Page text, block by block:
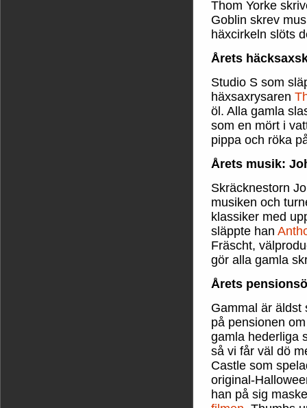
Thom Yorke
Goblin skrev
häxcirkeln slöts
Årets
Studio S som
häxsaxrysaren
öl. Alla gamla
som en mört i
pippa och röka
Årets musik:
Skräcknestorn
musiken och
klassiker med
släppte han
Fräscht,
gör alla gamla
Årets
Gammal är äldst
på pensionen
gamla hederliga
så vi får väl dö
Castle som
original-
han på sig